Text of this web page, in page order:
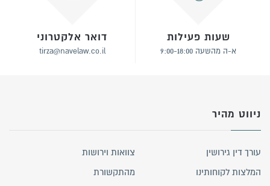
שעות פעילות
א-ה מהשעה 9:00-18:00
דואר אלקטרוני
tirza@navelaw.co.il
ניווט מהיר
עורך דין גירושין
צוואות וירושות
המלצות לקוחותינו
מהתקשורת